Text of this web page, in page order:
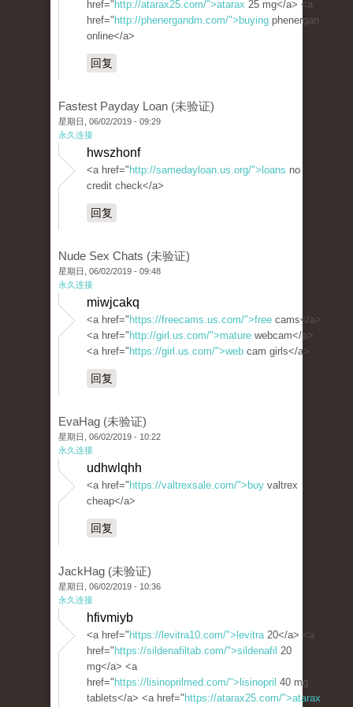
href=" http://atarax25.com/">atarax 25 mg</a> <a
href=" http://phenergandm.com/">buying phenergan
online</a>
回复
Fastest Payday Loan (未验证)
星期日, 06/02/2019 - 09:29
永久连接
hwszhonf
<a href=" http://samedayloan.us.org/">loans no
credit check</a>
回复
Nude Sex Chats (未验证)
星期日, 06/02/2019 - 09:48
永久连接
miwjcakq
<a href=" https://freecams.us.com/">free cams</a>
<a href=" http://girl.us.com/">mature webcam</a>
<a href=" https://girl.us.com/">web cam girls</a>
回复
EvaHag (未验证)
星期日, 06/02/2019 - 10:22
永久连接
udhwlqhh
<a href=" https://valtrexsale.com/">buy valtrex
cheap</a>
回复
JackHag (未验证)
星期日, 06/02/2019 - 10:36
永久连接
hfivmiyb
<a href=" https://levitra10.com/">levitra20</a> <a
href=" https://sildenafiltab.com/">sildenafil 20
mg</a> <a
href=" https://lisinoprilmed.com/">lisinopril 40 mg
tablets</a> <a href=" https://atarax25.com/">atarax